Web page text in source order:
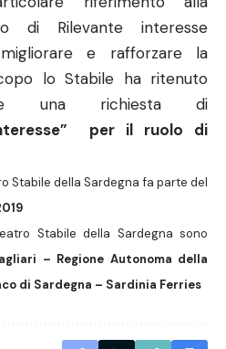
di Rilevante interesse
migliorare e rafforzare la
lo Stabile ha ritenuto
una richiesta di
per il ruolo di
Stabile della Sardegna fa parte del
Stabile della Sardegna sono
– Regione Autonoma della
di Sardegna – Sardinia Ferries